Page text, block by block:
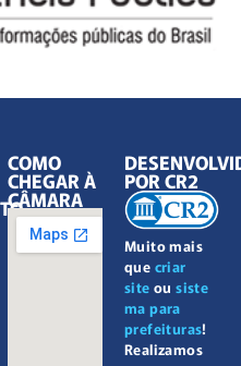
COMO
CHEGAR À
CÂMARA
Muito mais
que criar
site ousiste
ma para
prefeituras!
Realizamos
POR CR2